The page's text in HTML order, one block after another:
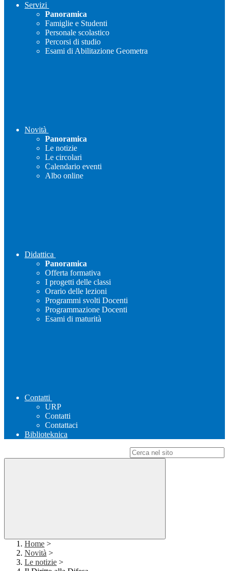
Servizi
Panoramica
Famiglie e Studenti
Personale scolastico
Percorsi di studio
Esami di Abilitazione Geometra
Novità
Panoramica
Le notizie
Le circolari
Calendario eventi
Albo online
Didattica
Panoramica
Offerta formativa
I progetti delle classi
Orario delle lezioni
Programmi svolti Docenti
Programmazione Docenti
Esami di maturità
Contatti
URP
Contatti
Contattaci
Biblioteknica
Home >
Novità >
Le notizie >